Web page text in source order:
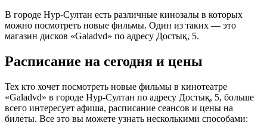
В городе Нур-Султан есть различные кинозалы в которых
можно посмотреть новые фильмы. Один из таких — это
магазин дисков «Galadvd» по адресу Достық, 5.
Расписание на сегодня и цены
Тех кто хочет посмотреть новые фильмы в кинотеатре
«Galadvd» в городе Нур-Султан по адресу Достық, 5, больше
всего интересует афиша, расписание сеансов и цены на
билеты. Все это вы можете узнать несколькими способами: